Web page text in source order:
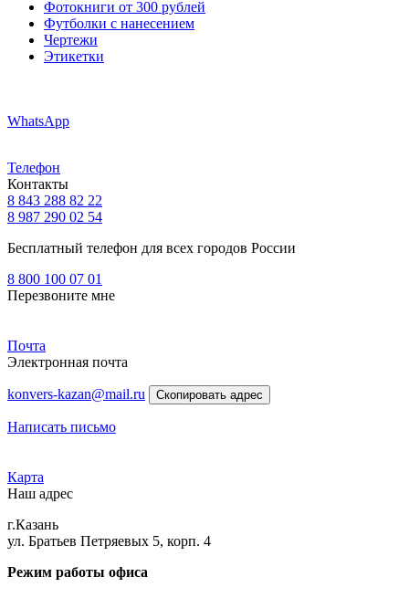
Фотокниги от 300 рублей
Футболки с нанесением
Чертежи
Этикетки
WhatsApp
Телефон
Контакты
8 843 288 82 22
8 987 290 02 54
Бесплатный телефон для всех городов России
8 800 100 07 01
Перезвоните мне
Почта
Электронная почта
konvers-kazan@mail.ru Скопировать адрес
Написать письмо
Карта
Наш адрес
г.Казань
ул. Братьев Петряевых 5, корп. 4
Режим работы офиса